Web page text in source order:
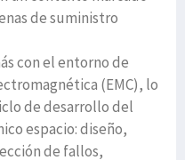
de suministro
con el entorno de
(EMC), lo
de desarrollo del
espacio: diseño,
de fallos,